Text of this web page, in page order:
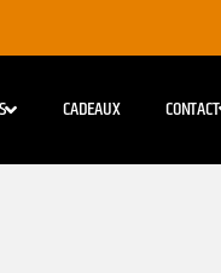
CADEAUX CONTACT